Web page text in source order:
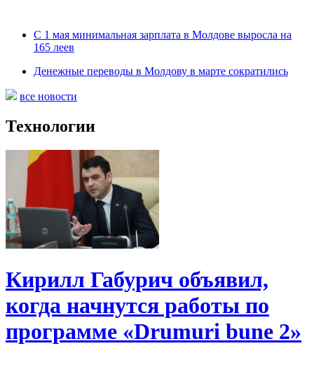
С 1 мая минимальная зарплата в Молдове выросла на
165 леев
Денежные переводы в Молдову в марте сократились
все новости
Технологии
Кирилл Габурич объявил,
когда начнутся работы по
программе «Drumuri bune 2»